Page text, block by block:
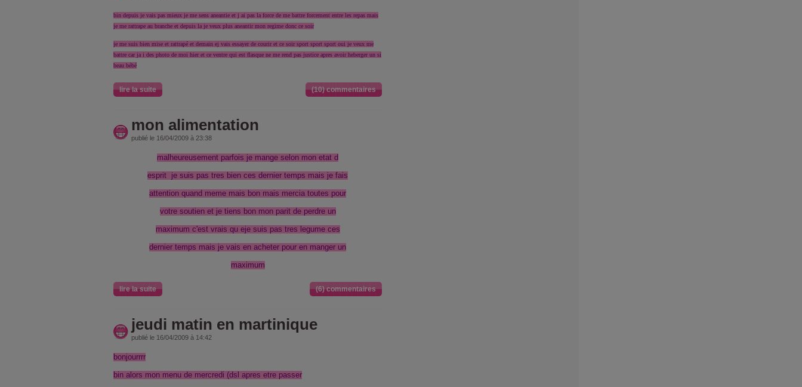
bin depuis je vais pas mieux je me sens aneantie et j ai pas la force de me battre forcement entre les repas mais
je me rattrape au branche et depuis la je veux plus aneantir mon regime donc ce soir
je me suis bien mise et rattrapé et demain ej vais essayer de courir et ce soir sport sport sport oui je veux me
battre car ja i des photo de moi hier et ce ventre qui est flasque ne me rend pas justice apres avoir heberger un si
beau bébé
lire la suite (10) commentaires
mon alimentation
publié le 16/04/2009 à 23:38
malheureusement parfois je mange selon mon etat d
esprit je suis pas tres bien ces dernier temps mais je fais
attention quand meme mais bon mais mercia toutes pour
votre soutien et je tiens bon mon parit de perdre un
maximum c'est vrais qu eje suis pas tres legume ces
dernier temps mais je vais en acheter pour en manger un
maximum
lire la suite (6) commentaires
jeudi matin en martinique
publié le 16/04/2009 à 14:42
bonjourrrr
bin alors mon menu de mercredi (dsl apres etre passer